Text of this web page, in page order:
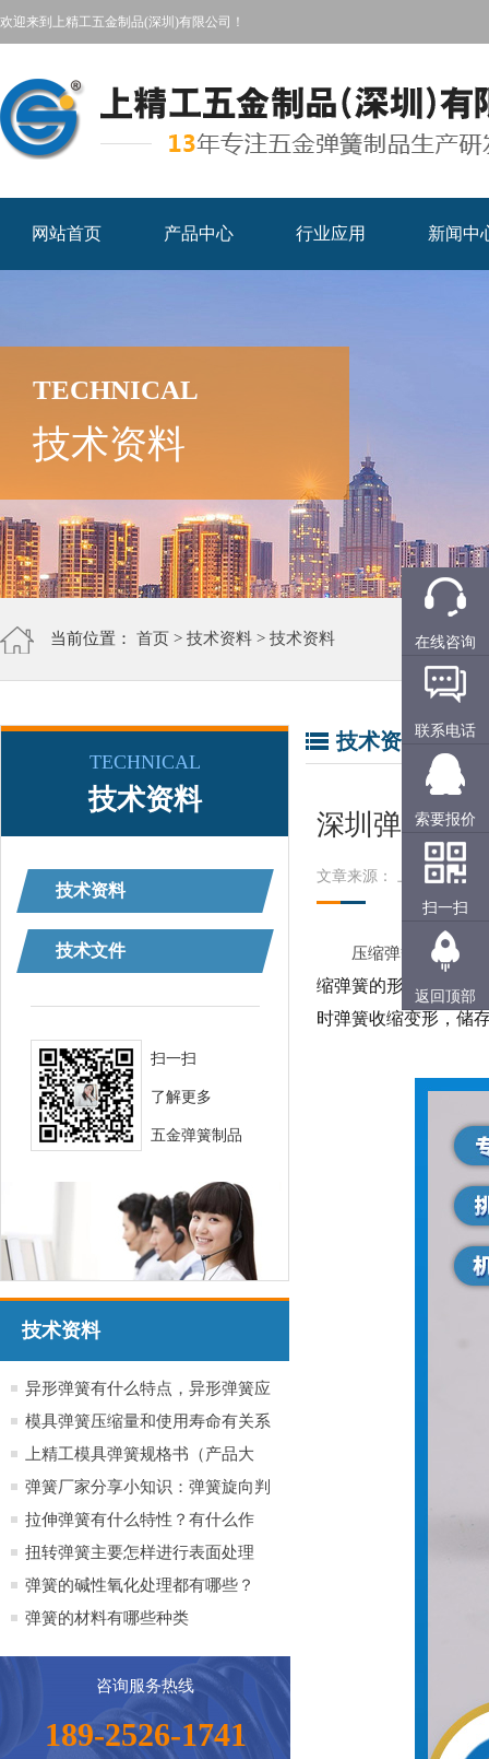
欢迎来到上精工五金制品(深圳)有限公司！
网站首页 产品中心 行业应用 新闻中
TECHNICAL
技术资料
当前位置： 首页 > 技术资料 > 技术资料
TECHNICAL
技术资料
技术资料
技术文件
扫一扫
了解更多
五金弹簧制品
技术资料
异形弹簧有什么特点，异形弹簧应
用于哪些行业产品
模具弹簧压缩量和使用寿命有关系
吗？
上精工模具弹簧规格书（产品大
全）
弹簧厂家分享小知识：弹簧旋向判
定方法小知识
拉伸弹簧有什么特性？有什么作
用？
扭转弹簧主要怎样进行表面处理
弹簧的碱性氧化处理都有哪些？
弹簧的材料有哪些种类
咨询服务热线
189-2526-1741
技术资料
深圳弹簧厂
文章来源： 上精工 阅读
压缩弹簧
是承受
缩弹簧的形状有：圆
时弹簧收缩变形，储
在线咨询
联系电话
索要报价
扫一扫
返回顶部